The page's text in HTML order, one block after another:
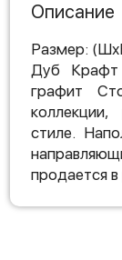
Описание
Размер:
Дуб
графит
стиле.
продается